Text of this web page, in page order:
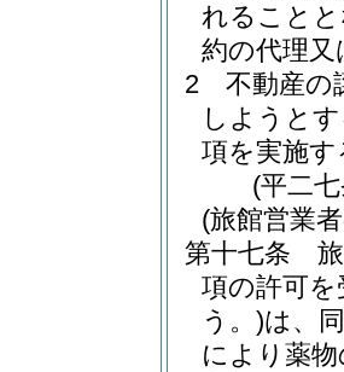
れること
約の代理
2
不動産の
しようと
項を実施
(平二
(旅館営業
第十七条
項の許可
う。)は、
により薬